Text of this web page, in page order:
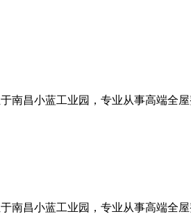
南昌小蓝工业园，专业从事高端全
南昌小蓝工业园，专业从事高端全